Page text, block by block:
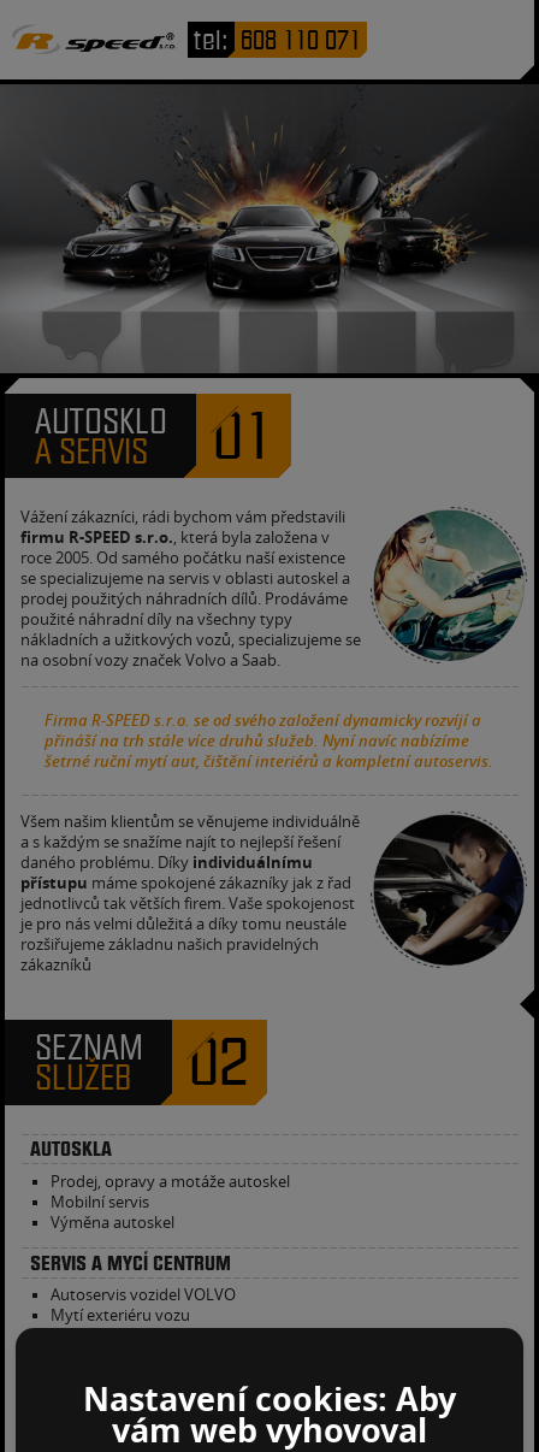
tel: 608 110 071
AUTOSKLO
A SERVIS 01
Vážení zákazníci, rádi bychom vám představili
firmu R-SPEED s.r.o. , která byla založena v
roce 2005. Od samého počátku naší existence
se specializujeme na servis v oblasti autoskel a
prodej použitých náhradních dílů. Prodáváme
použité náhradní díly na všechny typy
nákladních a užitkových vozů, specializujeme se
na osobní vozy značek Volvo a Saab.
Firma R-SPEED s.r.o. se od svého založení dynamicky rozvíjí a
přináší na trh stále více druhů služeb. Nyní navíc nabízíme
šetrné ruční mytí aut, čištění interiérů a kompletní autoservis.
Všem našim klientům se věnujeme individuálně
a s každým se snažíme najít to nejlepší řešení
daného problému. Díky individuálnímu
přístupu máme spokojené zákazníky jak z řad
jednotlivců tak větších firem. Vaše spokojenost
je pro nás velmi důležitá a díky tomu neustále
rozšiřujeme základnu našich pravidelných
zákazníků
SEZNAM
SLUŽEB 02
AUTOSKLA
Prodej, opravy a motáže autoskel
Mobilní servis
Výměna autoskel
SERVIS A MYCÍ CENTRUM
Autoservis vozidel VOLVO
Mytí exteriéru vozu
Ošetření kožených sedadel
Individualní mycí programy
Ošetřování plastových částí interiéru
Nastavení cookies: Aby
vám web vyhovoval